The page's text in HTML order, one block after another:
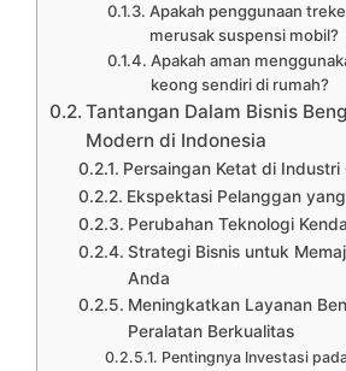
Apakah penggunaan
merusak suspensi mobil?
Apakah aman
keong sendiri di rumah?
Tantangan Dalam Bisnis
Modern di Indonesia
Persaingan Ketat di
Ekspektasi Pelanggan
Perubahan Teknologi
Strategi Bisnis untuk
Anda
Meningkatkan Layanan
Peralatan Berkualitas
Pentingnya Investasi